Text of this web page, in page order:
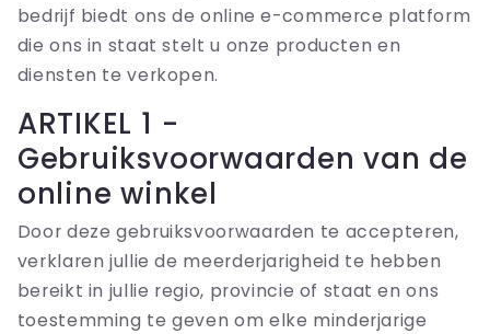
bedrijf biedt ons de online e-commerce platform
die ons in staat stelt u onze producten en
diensten te verkopen.
ARTIKEL 1 -
Gebruiksvoorwaarden van de
online winkel
Door deze gebruiksvoorwaarden te accepteren,
verklaren jullie de meerderjarigheid te hebben
bereikt in jullie regio, provincie of staat en ons
toestemming te geven om elke minderjarige